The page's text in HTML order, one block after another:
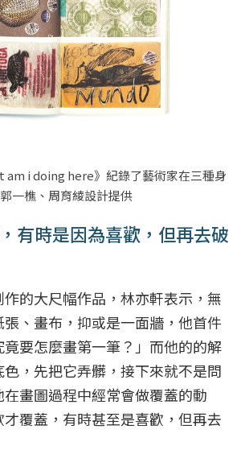
am i doing here》紀錄了藝術家在三種身
一樵、周育綾設計提供
，有時是因為喜歡，但再去破
的大尺幅作品，林亦軒表示，無
、畫布，抑或是一面牆，他首件
要怎麼畫第一筆？」而他的的解
，先把它弄髒，接下來就不是問
畫圖過程中經常會做覆蓋的動
覆蓋，有時甚至是喜歡，但再去